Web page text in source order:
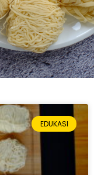
EDUKASI